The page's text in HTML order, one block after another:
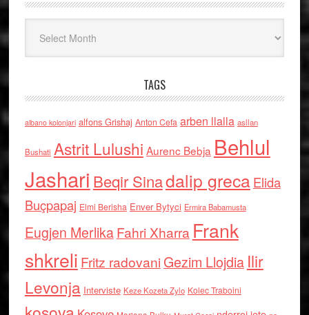
TAGS
albano kolonjari alfons Grishaj Anton Cefa arben llalla asllan
Bushati Astrit Lulushi Aurenc Bebja Behlul
Jashari Beqir Sinadalip grecaElida
Buçpapaj Elmi Berisha Enver Bytyci Ermira Babamusta
Eugjen MerlikaFahri Xharra Frank
shkreli Fritz radovaniGezim Llojdia Ilir
Levonja Interviste Keze Kozeta Zylo Kolec Traboini